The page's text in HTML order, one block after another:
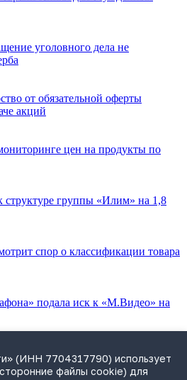
уголовного дела не
от обязательной оферты
акций
цен на продукты по
структуре группы «Илим» на 1,8
спор о классификации товара
подала иск к «М.Видео» на
на систему управления
«Яндекса»
(ИНН 7704317790) использует
файлы cookie) для